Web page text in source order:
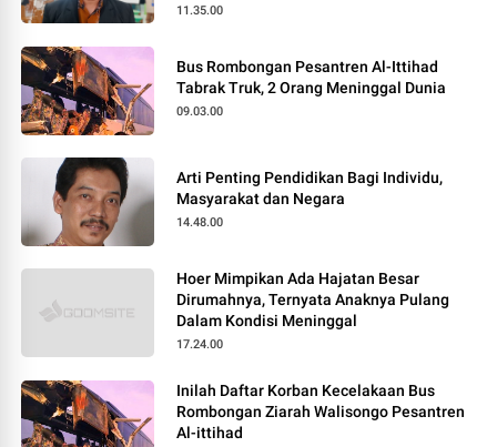
11.35.00
Bus Rombongan Pesantren Al-Ittihad
Tabrak Truk, 2 Orang Meninggal Dunia
09.03.00
Arti Penting Pendidikan Bagi Individu,
Masyarakat dan Negara
14.48.00
Hoer Mimpikan Ada Hajatan Besar
Dirumahnya, Ternyata Anaknya Pulang
Dalam Kondisi Meninggal
17.24.00
Inilah Daftar Korban Kecelakaan Bus
Rombongan Ziarah Walisongo Pesantren
Al-ittihad